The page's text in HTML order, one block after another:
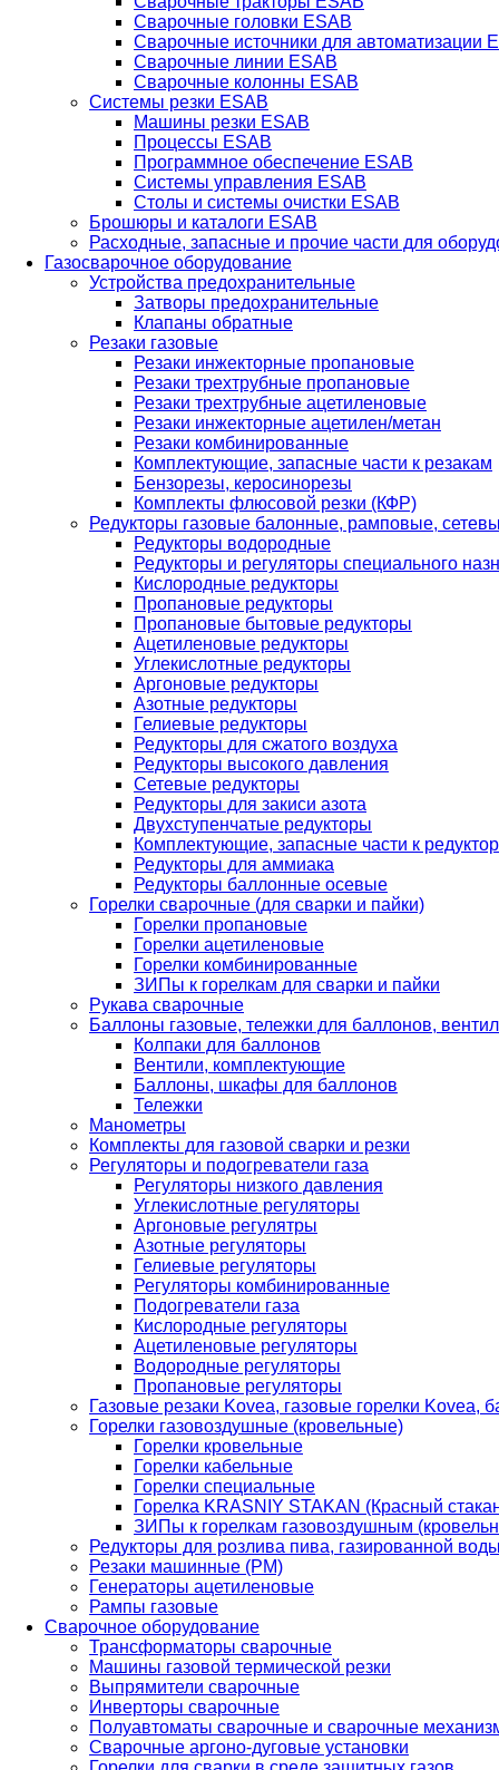
Сварочные головки ESAB
Сварочные источники для автоматизации
Сварочные линии ESAB
Сварочные колонны ESAB
Системы резки ESAB
Машины резки ESAB
Процессы ESAB
Программное обеспечение ESAB
Системы управления ESAB
Столы и системы очистки ESAB
Брошюры и каталоги ESAB
Расходные, запасные и прочие части для
Газосварочное оборудование
Устройства предохранительные
Затворы предохранительные
Клапаны обратные
Резаки газовые
Резаки инжекторные пропановые
Резаки трехтрубные пропановые
Резаки трехтрубные ацетиленовые
Резаки инжекторные ацетилен/метан
Резаки комбинированные
Комплектующие, запасные части к резакам
Бензорезы, керосинорезы
Комплекты флюсовой резки (КФР)
Редукторы газовые балонные, рамповые,
Редукторы водородные
Редукторы и регуляторы специального
Кислородные редукторы
Пропановые редукторы
Пропановые бытовые редукторы
Ацетиленовые редукторы
Углекислотные редукторы
Аргоновые редукторы
Азотные редукторы
Гелиевые редукторы
Редукторы для сжатого воздуха
Редукторы высокого давления
Сетевые редукторы
Редукторы для закиси азота
Двухступенчатые редукторы
Комплектующие, запасные части к
Редукторы для аммиака
Редукторы баллонные осевые
Горелки сварочные (для сварки и пайки)
Горелки пропановые
Горелки ацетиленовые
Горелки комбинированные
ЗИПы к горелкам для сварки и пайки
Рукава сварочные
Баллоны газовые, тележки для баллонов,
Колпаки для баллонов
Вентили, комплектующие
Баллоны, шкафы для баллонов
Тележки
Манометры
Комплекты для газовой сварки и резки
Регуляторы и подогреватели газа
Регуляторы низкого давления
Углекислотные регуляторы
Аргоновые регулятры
Азотные регуляторы
Гелиевые регуляторы
Регуляторы комбинированные
Подогреватели газа
Кислородные регуляторы
Ацетиленовые регуляторы
Водородные регуляторы
Пропановые регуляторы
Газовые резаки Kovea, газовые горелки Kovea,
Горелки газовоздушные (кровельные)
Горелки кровельные
Горелки кабельные
Горелки специальные
Горелка KRASNIY STAKAN (Красный
ЗИПы к горелкам газовоздушным
Редукторы для розлива пива, газированной
Резаки машинные (РМ)
Генераторы ацетиленовые
Рампы газовые
Сварочное оборудование
Трансформаторы сварочные
Машины газовой термической резки
Выпрямители сварочные
Инверторы сварочные
Полуавтоматы сварочные и сварочные
Сварочные аргоно-дуговые установки